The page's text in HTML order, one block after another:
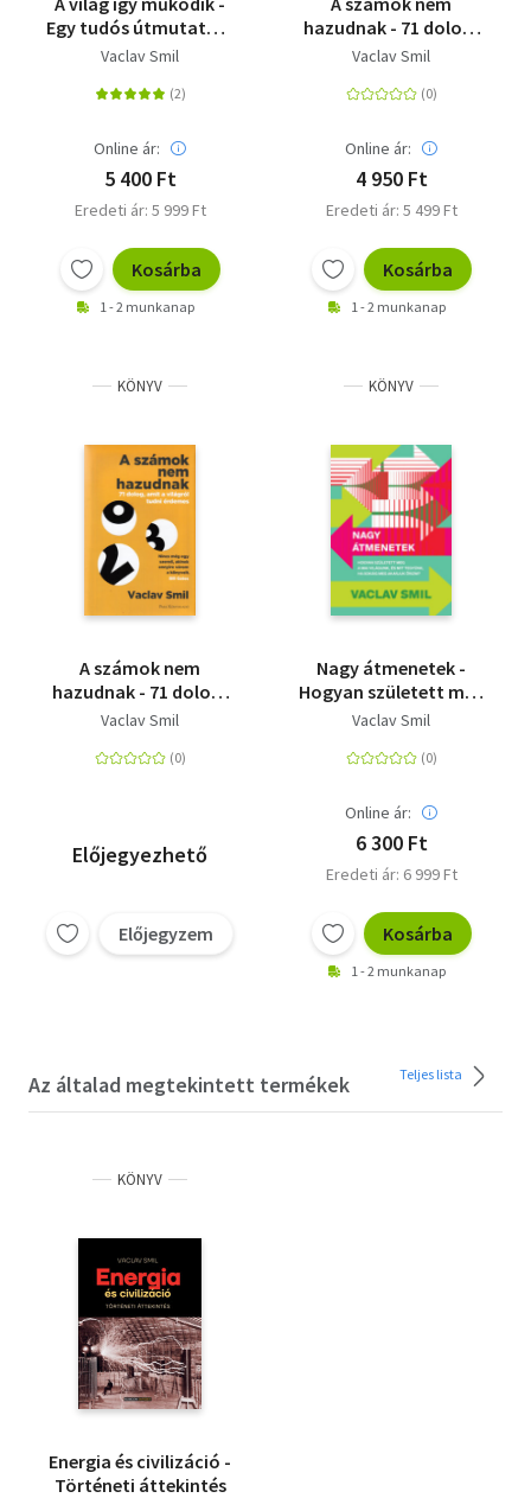
Egy tudós útmutatója
múlthoz, jelenhez és
Vaclav Smil
Online ár:
5 400 Ft
Eredeti ár: 5 999 Ft
Kosárba
1 - 2 munkanap
hazudnak - 71 dolog,
amit a világról tudni
Vaclav Smil
Online ár:
4 950 Ft
Eredeti ár: 5 499 Ft
Kosárba
1 - 2 munkanap
KÖNYV
A számok nem
hazudnak - 71 dolog,
amit a világról tudni
Vaclav Smil
Előjegyezhető
Előjegyzem
KÖNYV
Nagy átmenetek -
Hogyan született meg
a mai világunk, és mit
meg akarjuk őrizni?
Vaclav Smil
Online ár:
6 300 Ft
Eredeti ár: 6 999 Ft
Kosárba
1 - 2 munkanap
Az általad megtekintett termékek Teljes lista
KÖNYV
Energia és civilizáció -
Történeti áttekintés